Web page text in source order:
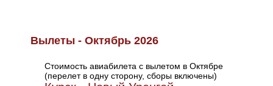
Вылеты - Октябрь 2026
Стоимость авиабилета с вылетом в Октябре
(перелет в одну сторону, сборы включены)